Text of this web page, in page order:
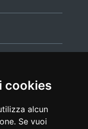
cookies
alcun
Se vuoi